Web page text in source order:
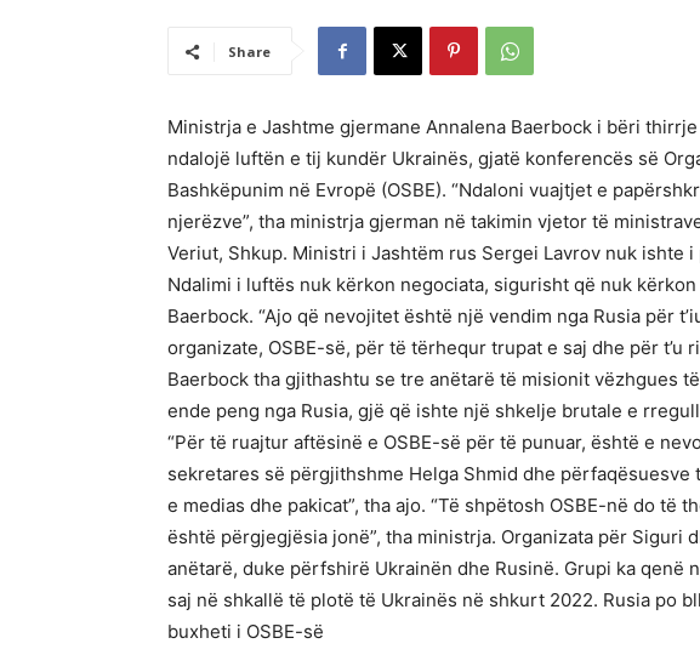
Share
Ministrja e Jashtme gjermane Annalena Baerbock i bëri
ndalojë luftën e tij kundër Ukrainës, gjatë konferencës së
Bashkëpunim në Evropë (OSBE). “Ndaloni vuajtjet e
njerëzve”, tha ministrja gjerman në takimin vjetor të
Veriut, Shkup. Ministri i Jashtëm rus Sergei Lavrov nuk ishte
Ndalimi i luftës nuk kërkon negociata, sigurisht që nuk kërkon
Baerbock. “Ajo që nevojitet është një vendim nga Rusia për
organizate, OSBE-së, për të tërhequr trupat e saj dhe për t’u
Baerbock tha gjithashtu se tre anëtarë të misionit vëzhgues
ende peng nga Rusia, gjë që ishte një shkelje brutale e
“Për të ruajtur aftësinë e OSBE-së për të punuar, është e
sekretares së përgjithshme Helga Shmid dhe përfaqësuesve
e medias dhe pakicat”, tha ajo. “Të shpëtosh OSBE-në do të
është përgjegjësia jonë”, tha ministrja. Organizata për Siguri
anëtarë, duke përfshirë Ukrainën dhe Rusinë. Grupi ka qenë
saj në shkallë të plotë të Ukrainës në shkurt 2022. Rusia po
buxheti i OSBE-së